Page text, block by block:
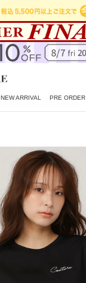
NEW ARRIVAL PRE ORDER